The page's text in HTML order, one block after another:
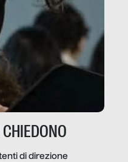
di direzione